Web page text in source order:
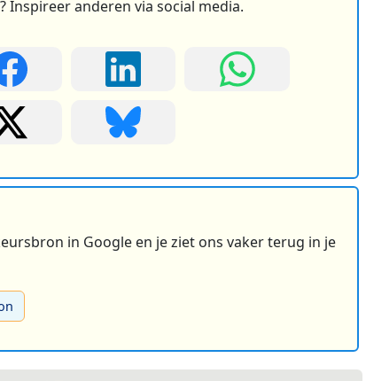
Inspireer anderen via social media.
in Google en je ziet ons vaker terug in je